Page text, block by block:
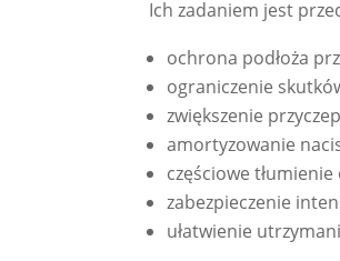
Ich zadaniem jest
ochrona podłoża
ograniczenie
zwiększenie
amortyzowanie
częściowe tłumienie
zabezpieczenie
ułatwienie